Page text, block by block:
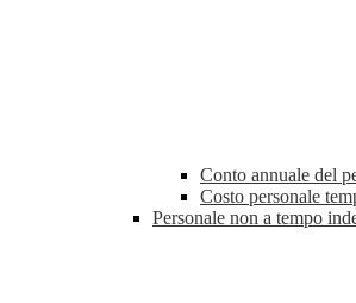
Conto annuale del
Costo personale
Personale non a tempo